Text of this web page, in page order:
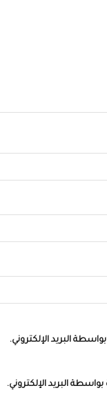
البريد الإلكتروني.
البريد الإلكتروني.